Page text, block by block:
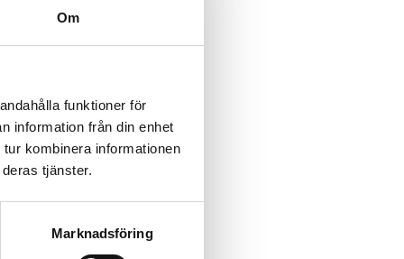
Om
funktioner för
information från din enhet
kombinera informationen
tjänster.
Marknadsföring